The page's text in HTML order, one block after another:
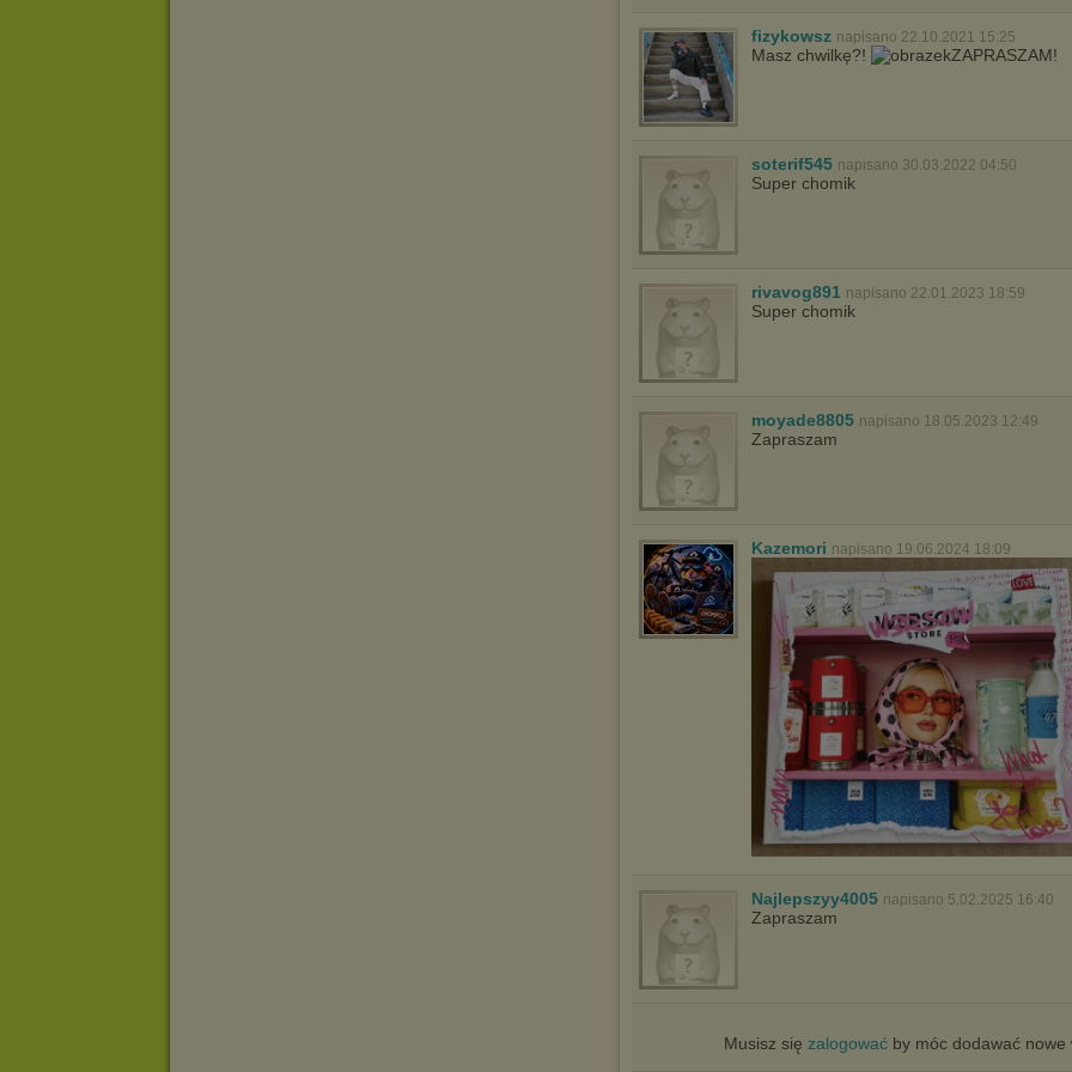
fizykowsz napisano 22.10.2021 15:25
Masz chwilkę?! ZAPRASZAM!
soterif545 napisano 30.03.2022 04:50
Super chomik
rivavog891 napisano 22.01.2023 18:59
Super chomik
moyade8805 napisano 18.05.2023 12:49
Zapraszam
Kazemori napisano 19.06.2024 18:09
Najlepszyy4005 napisano 5.02.2025 16:40
Zapraszam
Musisz się zalogowaćby móc dodawać nowe